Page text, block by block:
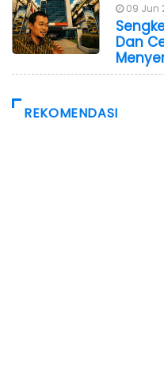
09 Jun
Dan
REKOMENDASI